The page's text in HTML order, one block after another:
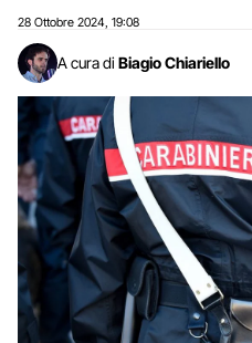
28 Ottobre 2024 19:08
A cura di Biagio Chiariello